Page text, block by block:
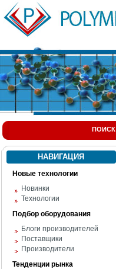
ПОИСК
НАВИГАЦИЯ
Новые технологии
Новинки
Технологии
Подбор оборудования
Блоги производителей
Поставщики
Производители
Тенденции рынка